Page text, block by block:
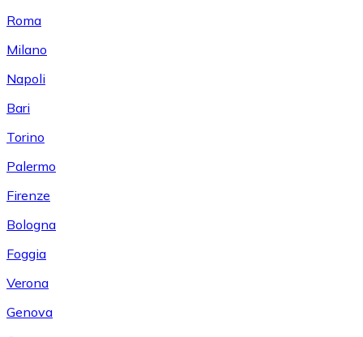
Roma
Milano
Napoli
Bari
Torino
Palermo
Firenze
Bologna
Foggia
Verona
Genova